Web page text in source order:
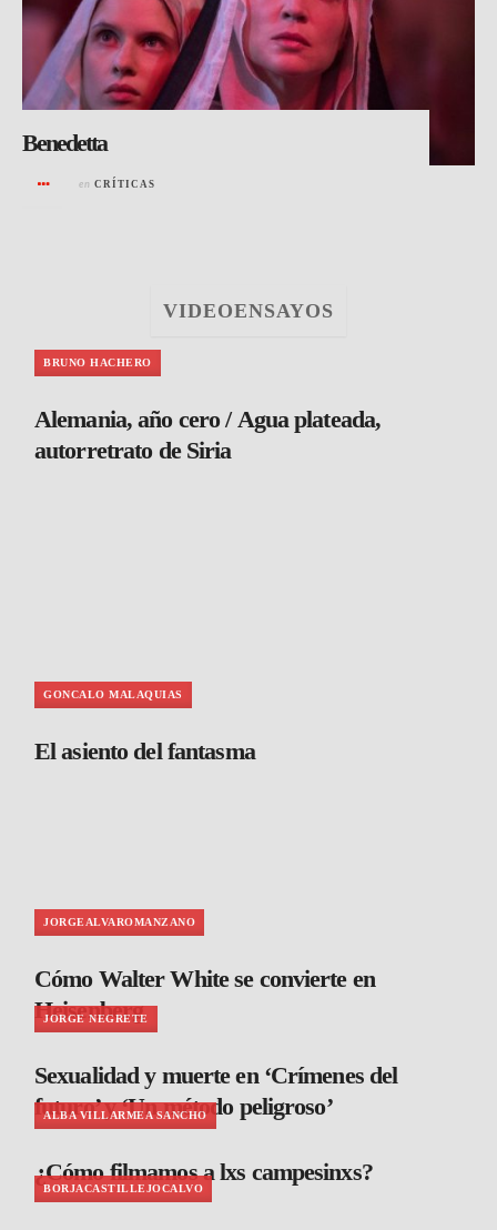
Benedetta
en CRÍTICAS
VIDEOENSAYOS
BRUNO HACHERO
Alemania, año cero / Agua plateada,
autorretrato de Siria
GONCALO MALAQUIAS
El asiento del fantasma
JORGEALVAROMANZANO
Cómo Walter White se convierte en
Heisenberg
JORGE NEGRETE
Sexualidad y muerte en ‘Crímenes del
futuro’ y ‘Un método peligroso’
ALBA VILLARMEA SANCHO
¿Cómo filmamos a lxs campesinxs?
BORJACASTILLEJOCALVO